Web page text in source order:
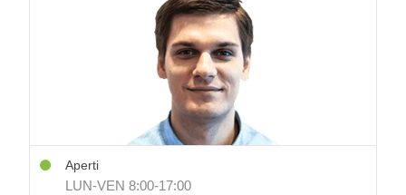
Aperti
LUN-VEN 8:00-17:00